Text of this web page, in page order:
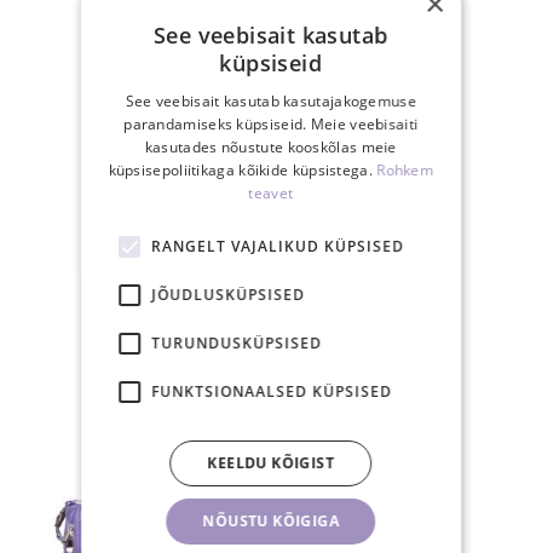
15.00-ks tasutud
tellimus posti samal
tööpäeval
30-päevane
tagastusõigus
SEOTUD TOOTED
See veebisait kasutab
küpsiseid
See veebisait kasutab kasutajakogemuse
parandamiseks küpsiseid. Meie veebisaiti
kasutades nõustute kooskõlas meie
küpsisepoliitikaga kõikide küpsistega. Rohkem
teavet
RANGELT VAJALIKUD KÜPSISED
JÕUDLUSKÜPSISED
TURUNDUSKÜPSISED
FUNKTSIONAALSED KÜPSISED
NÕUSTU KÕIGIGA
KEELDU KÕIGIST